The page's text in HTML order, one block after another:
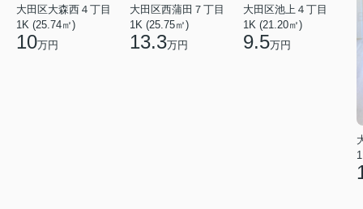
大田区大森西４丁目
1K (25.74㎡)
10万円
大田区西蒲田７丁目
1K (25.75㎡)
13.3万円
大田区池上４丁目
1K (21.20㎡)
9.5万円